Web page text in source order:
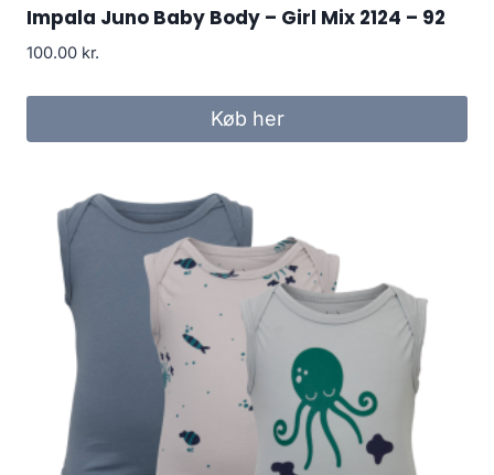
Impala Juno Baby Body – Girl Mix 2124 – 92
100.00 kr.
Køb her